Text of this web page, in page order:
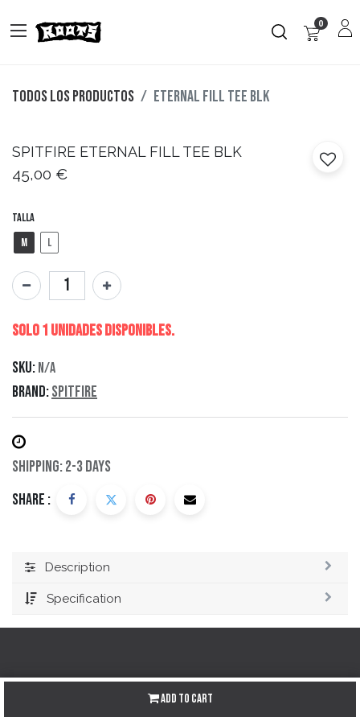
0
Todos los productos ETERNAL FILL TEE BLK
SPITFIRE ETERNAL FILL TEE BLK
45,00 €
Talla
M
L
Add to Cart
Solo 1 Unidades disponibles.
SKU:N/A
Brand:Spitfire
Shipping: 2-3 Days
Share :
Description
Specification